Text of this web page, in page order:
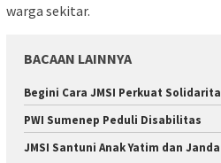
warga sekitar.
BACAAN LAINNYA
Begini Cara JMSI Perkuat
PWI Sumenep Peduli Disabilitas
JMSI Santuni Anak Yatim dan Janda